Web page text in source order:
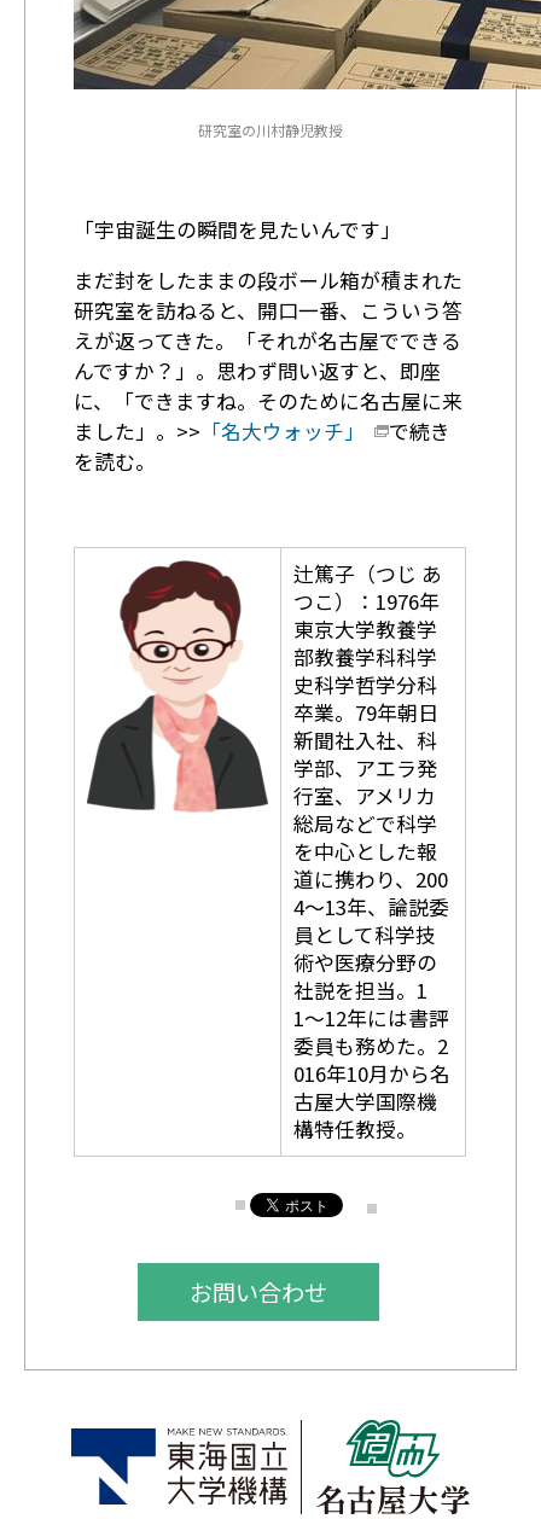
研究室の川村静児教授
「宇宙誕生の瞬間を見たいんです」
まだ封をしたままの段ボール箱が積まれた
研究室を訪ねると、開口一番、こういう答
えが返ってきた。「それが名古屋でできる
んですか？」。思わず問い返すと、即座
に、「できますね。そのために名古屋に来
ました」。>> 「名大ウォッチ」
で続き
を読む。
辻篤子（つじ あ
つこ）：1976年
東京大学教養学
部教養学科科学
史科学哲学分科
卒業。79年朝日
新聞社入社、科
学部、アエラ発
行室、アメリカ
総局などで科学
を中心とした報
道に携わり、200
4〜13年、論説委
員として科学技
術や医療分野の
社説を担当。1
1〜12年には書評
委員も務めた。2
016年10月から名
古屋大学国際機
構特任教授。
お問い合わせ